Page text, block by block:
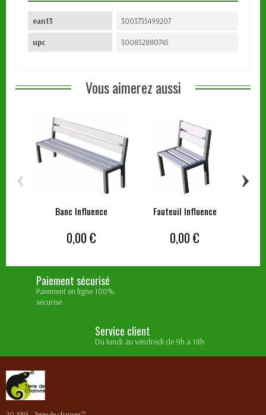
ean13 3003735499207
upc 300852880745
Vous aimerez aussi
Banc Influence
0,00 €
Fauteuil Influence
0,00 €
‹ ›
Paiement sécurisé
Paiement en ligne 100%
sécurisé
Service client
Du lundi au vendredi de 9h à 18h